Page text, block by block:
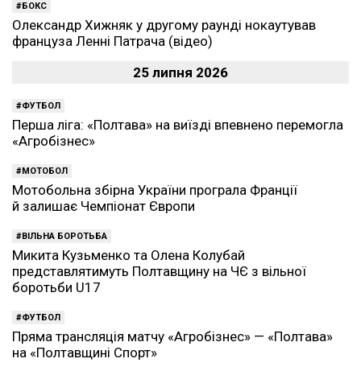
БОКС
Олександр Хижняк у другому раунді нокаутував
француза Ленні Патрача (відео)
25 липня 2026
ФУТБОЛ
Перша ліга: «Полтава» на виїзді впевнено перемогла
«Агробізнес»
МОТОБОЛ
Мотобольна збірна України програла Франції
й залишає Чемпіонат Європи
ВІЛЬНА БОРОТЬБА
Микита Кузьменко та Олена Колубай
представлятимуть Полтавщину на ЧЄ з вільної
боротьби U17
ФУТБОЛ
Пряма трансляція матчу «Агробізнес» — «Полтава»
на «Полтавщині Спорт»